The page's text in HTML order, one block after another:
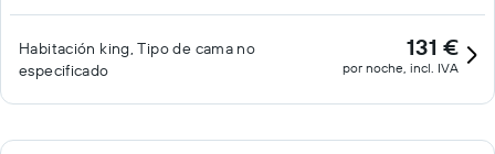
Habitación king, Tipo de cama no
especificado
131 €
por noche, incl. IVA